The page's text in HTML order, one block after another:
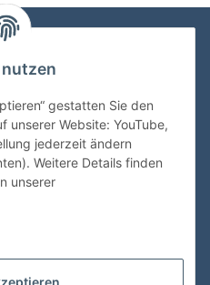
gestatten Sie den
unserer Website: YouTube,
jederzeit ändern
Weitere Details finden
unserer